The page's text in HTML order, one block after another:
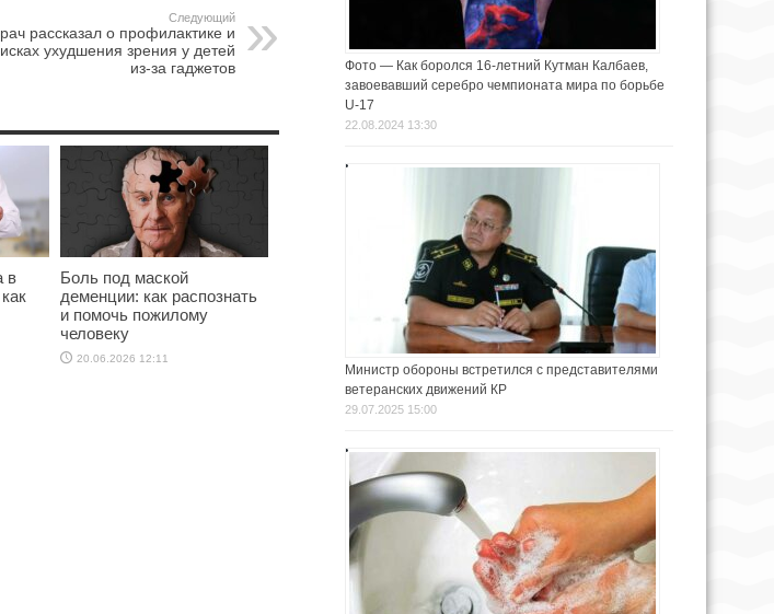
Следующий
рассказал о профилактике и
ухудшения зрения у детей
из-за гаджетов
в
Боль под маской
деменции: как распознать
и помочь пожилому
человеку
20.06.2026 12:11
Фото — Как боролся 16-летний Кутман Калбаев,
завоевавший серебро чемпионата мира по борьбе
U-17
22.08.2024 13:30
Министр обороны встретился с представителями
ветеранских движений КР
29.07.2025 15:00